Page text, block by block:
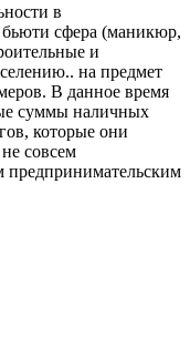
в
бьюти сфера (маникюр,
и
на предмет
В данное время
суммы наличных
которые они
совсем